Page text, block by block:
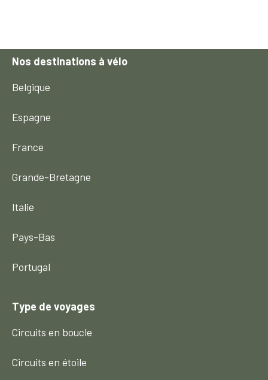
Nos destinations à vélo
Belgique
Espagne
France
Grande-Bretagne
Italie
Pays-Bas
Portugal
Type de voyages
Circuits en boucle
Circuits en étoile